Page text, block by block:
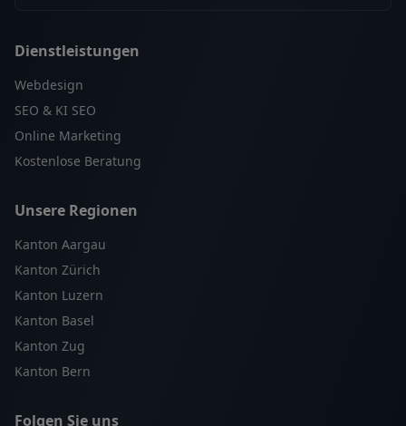
Dienstleistungen
Webdesign
SEO & KI SEO
Online Marketing
Kostenlose Beratung
Unsere Regionen
Kanton Aargau
Kanton Zürich
Kanton Luzern
Kanton Basel
Kanton Zug
Kanton Bern
Folgen Sie uns